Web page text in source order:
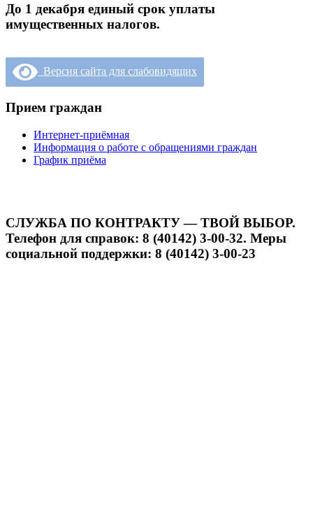
До 1 декабря единый срок уплаты
имущественных налогов.
Версия сайта для слабовидящих
Прием граждан
Интернет-приёмная
Информация о работе с обращениями граждан
График приёма
СЛУЖБА ПО КОНТРАКТУ — ТВОЙ ВЫБОР.
Телефон для справок: 8 (40142) 3-00-32. Меры
социальной поддержки: 8 (40142) 3-00-23